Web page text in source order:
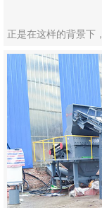
正是在这样的背景下